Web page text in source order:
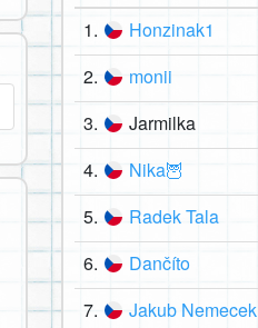
1.
Honzinak1
2. monii
3. Jarmilka
4. Nika🦉
5. Radek Tala
6. Dančíto
7. Jakub Nemecek